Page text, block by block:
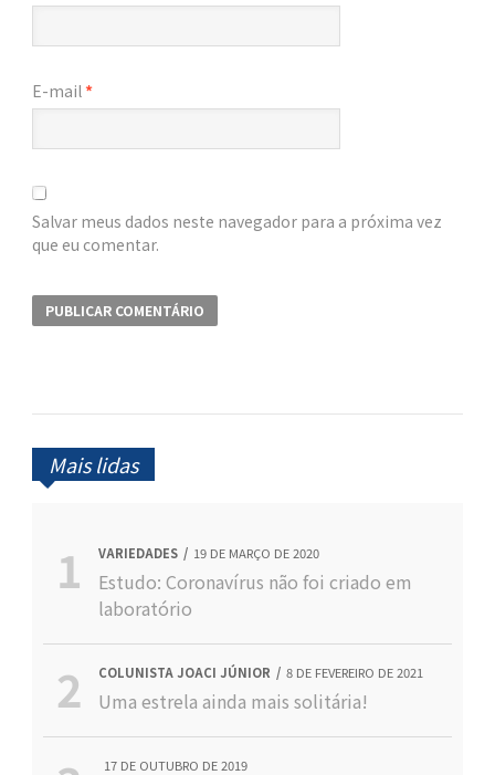
E-mail *
Salvar meus dados neste navegador para a próxima vez
que eu comentar.
Mais lidas
VARIEDADES 19 DE MARÇO DE 2020
Estudo: Coronavírus não foi criado em
laboratório
COLUNISTA JOACI JÚNIOR 8 DE FEVEREIRO DE 2021
Uma estrela ainda mais solitária!
17 DE OUTUBRO DE 2019